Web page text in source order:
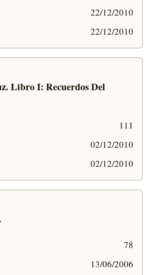
22/12/2010
22/12/2010
Libro I: Recuerdos Del
111
02/12/2010
02/12/2010
78
13/06/2006